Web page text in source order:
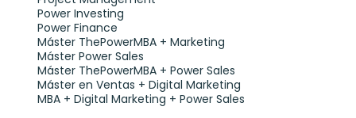
Power Investing
Power Finance
Máster ThePowerMBA + Marketing
Máster Power Sales
Máster ThePowerMBA + Power Sales
Máster en Ventas + Digital Marketing
MBA + Digital Marketing + Power Sales